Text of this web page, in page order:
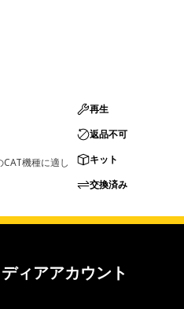
機種に適し
再生
返品不可
キット
交換済み
ィアアカウント